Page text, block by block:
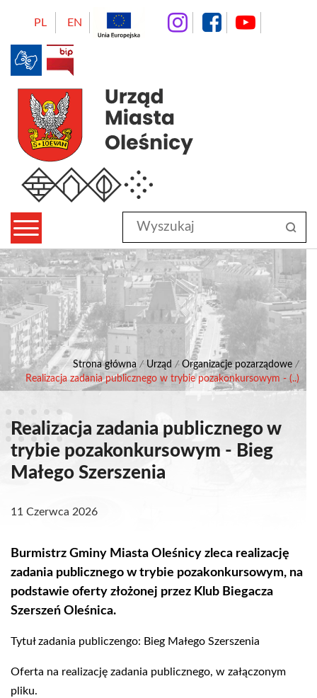
PL EN instagram
Wyszukaj
w
serwisie
Strona główna / Urząd / Organizacje pozarządowe /
Realizacja zadania publicznego w trybie pozakonkursowym - (..)
Realizacja zadania publicznego w
trybie pozakonkursowym - Bieg
Małego Szerszenia
11 Czerwca 2026
Burmistrz Gminy Miasta Oleśnicy zleca realizację
zadania publicznego w trybie pozakonkursowym, na
podstawie oferty złożonej przez Klub Biegacza
Szerszeń Oleśnica.
Tytuł zadania publiczengo: Bieg Małego Szerszenia
Oferta na realizację zadania publicznego, w załączonym
pliku.